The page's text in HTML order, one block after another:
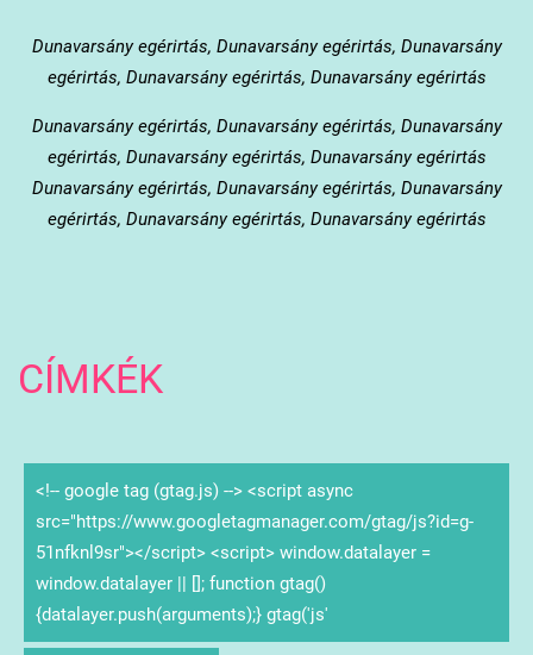
Dunavarsányegérirtás, Dunavarsány egérirtás, Dunavarsány
egérirtás, Dunavarsány egérirtás, Dunavarsány egérirtás
Dunavarsányegérirtás, Dunavarsány egérirtás, Dunavarsány
egérirtás, Dunavarsány egérirtás, Dunavarsány egérirtás
Dunavarsány egérirtás, Dunavarsány egérirtás, Dunavarsány
egérirtás, Dunavarsány egérirtás, Dunavarsány egérirtás
CÍMKÉK
<!-- google tag (gtag.js) --> <script async
src="https://www.googletagmanager.com/gtag/js?id=g-
51nfknl9sr"></script> <script> window.datalayer =
window.datalayer || []; function gtag()
{datalayer.push(arguments);} gtag('js'